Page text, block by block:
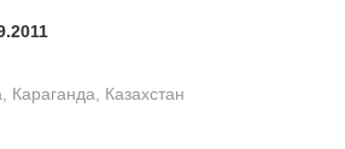
Караганда, Казахстан